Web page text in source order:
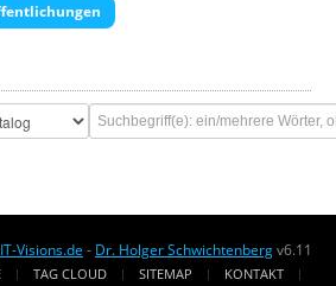
Visions.de - Dr. Holger Schwichtenbergv6.11
TAG CLOUD SITEMAP
KONTAKT